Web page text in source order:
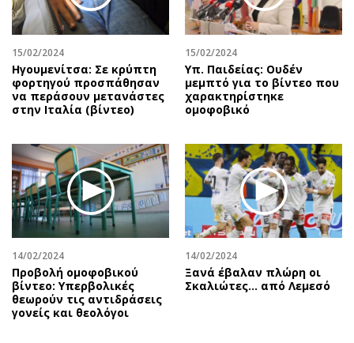
15/02/2024
Ηγουμενίτσα: Σε κρύπτη
φορτηγού προσπάθησαν
να περάσουν μετανάστες
στην Ιταλία (βίντεο)
15/02/2024
Υπ. Παιδείας: Ουδέν
μεμπτό για το βίντεο που
χαρακτηρίστηκε
ομοφοβικό
14/02/2024
Προβολή ομοφοβικού
βίντεο: Υπερβολικές
θεωρούν τις αντιδράσεις
γονείς και θεολόγοι
14/02/2024
Ξανά έβαλαν πλώρη οι
Σκαλιώτες… από Λεμεσό